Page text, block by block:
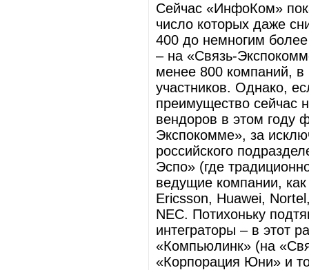
Сейчас «ИнфоКом»
число которых даже
400 до немногим
– на «Связь-
менее 800 компаний, в
участников. Однако,
преимущество сейчас
вендоров в этом году
Экспокомме», за
российского
Эспо» (где
ведущие компании,
Ericsson, Huawei,
NEC. Потихоньку
интеграторы – в этот
«Компьюлинк» (на
«Корпорация Юни» и